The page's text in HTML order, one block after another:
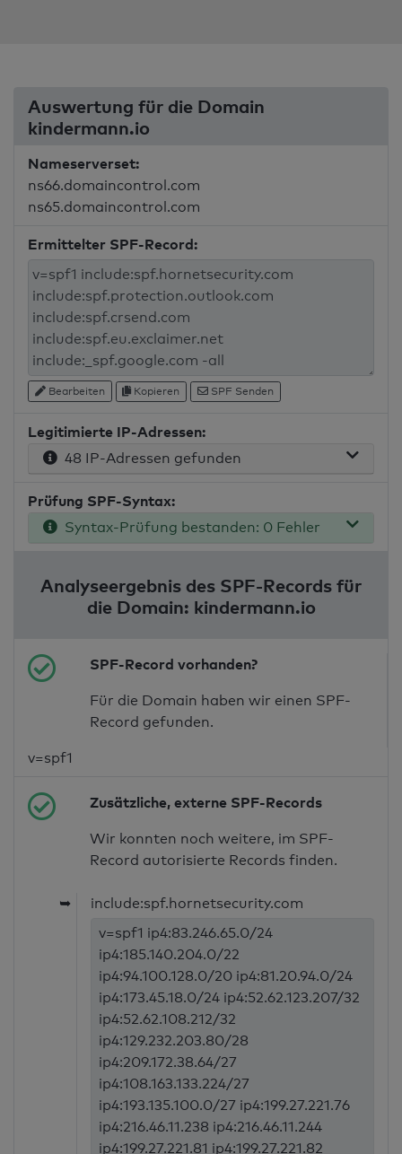
Auswertung für die Domain
kindermann.io
Nameserverset:
ns66.domaincontrol.com
ns65.domaincontrol.com
Ermittelter SPF-Record:
Bearbeiten Kopieren SPF Senden
Legitimierte IP-Adressen:
48 IP-Adressen gefunden
Prüfung SPF-Syntax:
Syntax-Prüfung bestanden: 0 Fehler
Analyseergebnis des SPF-Records für
die Domain: kindermann.io
SPF-Record vorhanden?
Für die Domain haben wir einen SPF-
Record gefunden.
v=spf1
Zusätzliche, externe SPF-Records
Wir konnten noch weitere, im SPF-
Record autorisierte Records finden.
➥
include:spf.hornetsecurity.com
v=spf1 ip4:83.246.65.0/24
ip4:185.140.204.0/22
ip4:94.100.128.0/20 ip4:81.20.94.0/24
ip4:173.45.18.0/24 ip4:52.62.123.207/32
ip4:52.62.108.212/32
ip4:129.232.203.80/28
ip4:209.172.38.64/27
ip4:108.163.133.224/27
ip4:193.135.100.0/27 ip4:199.27.221.76
ip4:216.46.11.238 ip4:216.46.11.244
ip4:199.27.221.81 ip4:199.27.221.82